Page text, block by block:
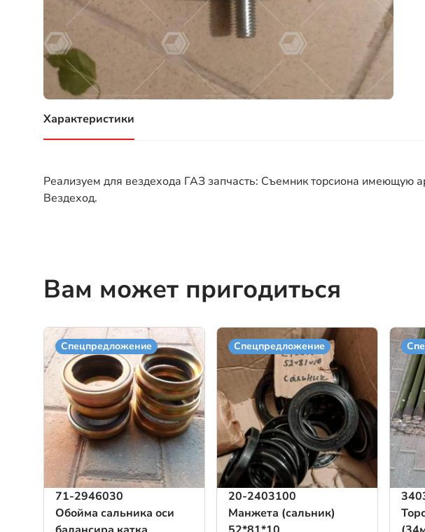
Характеристики
(активная вкладка)
Реализуем для вездехода ГАЗ запчасть: Съемник торсиона имеющую
Вездеход.
Вам может пригодиться
Спецпредложение
71-2946030
Обойма сальника оси
Спецпредложение
20-2403100
Манжета (сальник)